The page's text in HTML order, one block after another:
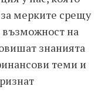
мерките срещу
възможност на
знанията
теми и